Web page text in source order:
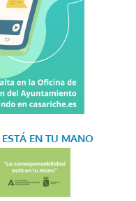
ESTÁ EN TU MANO